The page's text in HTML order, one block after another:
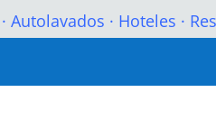
· Autolavados · Hoteles ·